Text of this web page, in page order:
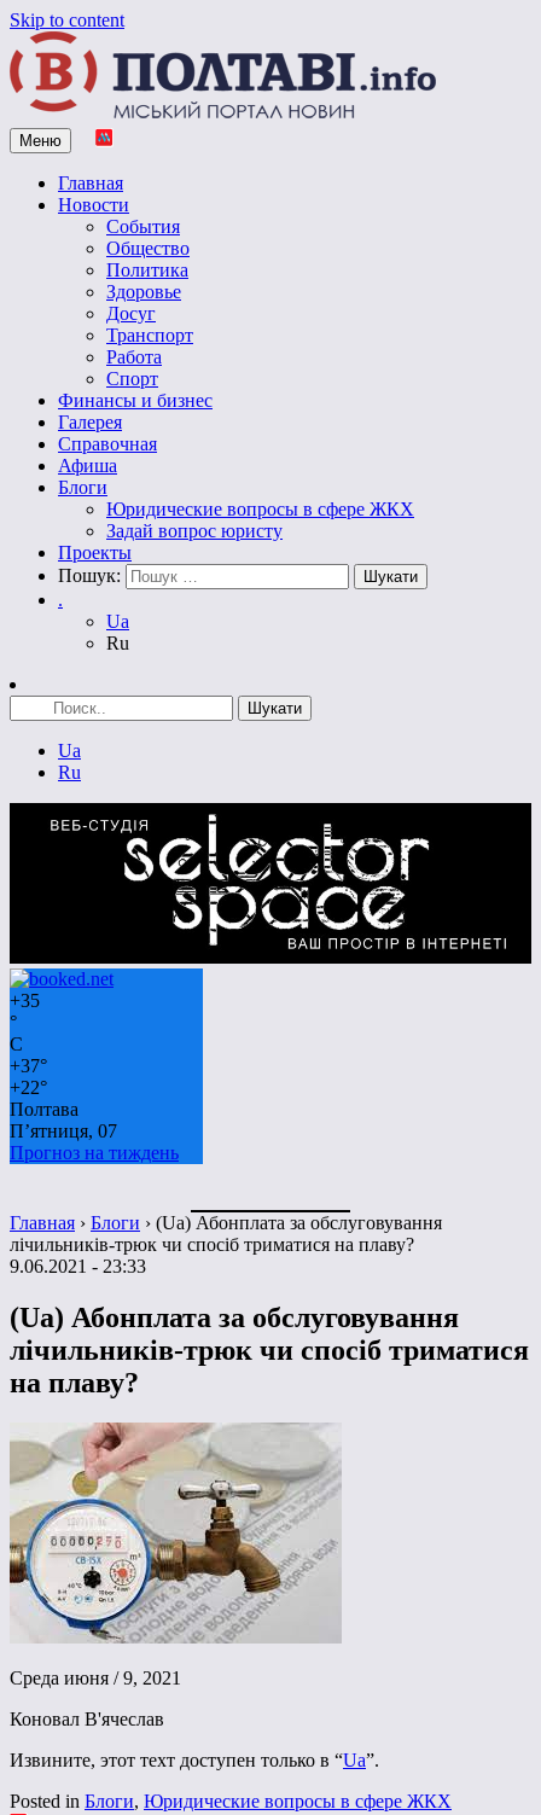
Skip to content
Vpoltave.info
Полтавский портал новостей
Меню
Главная
Новости
События
Общество
Политика
Здоровье
Досуг
Транспорт
Работа
Спорт
Финансы и бизнес
Галерея
Справочная
Афиша
Блоги
Юридические вопросы в сфере ЖКХ
Задай вопрос юристу
Проекты
Пошук:
.
Ua
Ru
Ua
Ru
+35
°
C
+37°
+22°
Полтава
П’ятниця, 07
Прогноз на тиждень
Главная › Блоги › (Ua) Абонплата за обслуговування
лічильників-трюк чи спосіб триматися на плаву?
9.06.2021 - 23:33
(Ua) Абонплата за обслуговування
лічильників-трюк чи спосіб триматися
на плаву?
Среда июня / 9, 2021
Коновал В'ячеслав
Извините, этот техт доступен только в “Ua”.
Posted in Блоги, Юридические вопросы в сфере ЖКХ